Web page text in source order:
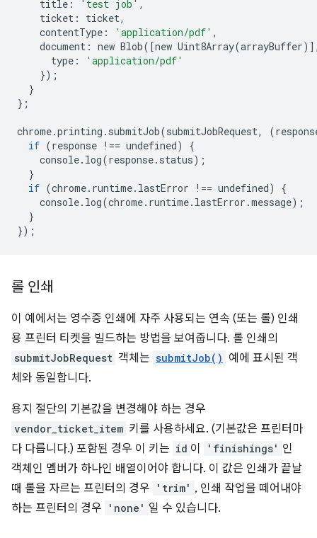
title : 'test job' ,
ticket : ticket,
contentType : 'application/pdf' ,
document : new Blob([new Uint8Array(arrayBuffer
type :
'application/pdf'
});
}
};
chrome.printing . submitJob(submitJobRequest, (
if (response !== undefined)
{
console. log(response. status);
}
if (chrome. runtime. lastError !== undefined)
{
console. log(chrome. runtime. lastError .message);
}
});
롤 인쇄
이 예에서는 영수증 인쇄에 자주 사용되는 연속 (또는 롤) 인쇄
용 프린터 티켓을 빌드하는 방법을 보여줍니다. 롤 인쇄의
submitJobRequest 객체는 submitJob() 예에 표시된 객
체와 동일합니다.
용지 절단의 기본값을 변경해야 하는 경우
vendor_ticket_item 키를 사용하세요. (기본값은 프린터마
다 다릅니다.) 포함된 경우 이 키는 id 이 'finishings' 인
객체인 멤버가 하나인 배열이어야 합니다. 이 값은 인쇄가 끝날
때 롤을 자르는 프린터의 경우
'trim' , 인쇄 작업을 떼어내야
하는 프린터의 경우
'none' 일 수 있습니다.